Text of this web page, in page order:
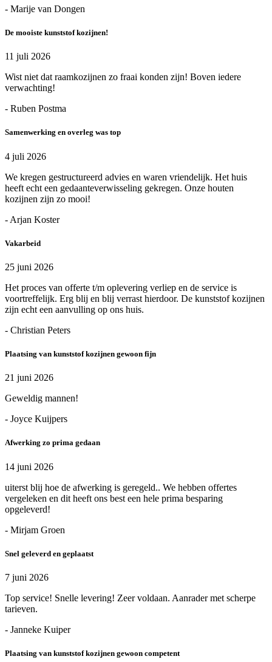
- Marije van Dongen
De mooiste kunststof kozijnen!
11 juli 2026
Wist niet dat raamkozijnen zo fraai konden zijn! Boven iedere
verwachting!
- Ruben Postma
Samenwerking en overleg was top
4 juli 2026
We kregen gestructureerd advies en waren vriendelijk. Het huis
heeft echt een gedaanteverwisseling gekregen. Onze houten
kozijnen zijn zo mooi!
- Arjan Koster
Vakarbeid
25 juni 2026
Het proces van offerte t/m oplevering verliep en de service is
voortreffelijk. Erg blij en blij verrast hierdoor. De kunststof kozijnen
zijn echt een aanvulling op ons huis.
- Christian Peters
Plaatsing van kunststof kozijnen gewoon fijn
21 juni 2026
Geweldig mannen!
- Joyce Kuijpers
Afwerking zo prima gedaan
14 juni 2026
uiterst blij hoe de afwerking is geregeld.. We hebben offertes
vergeleken en dit heeft ons best een hele prima besparing
opgeleverd!
- Mirjam Groen
Snel geleverd en geplaatst
7 juni 2026
Top service! Snelle levering! Zeer voldaan. Aanrader met scherpe
tarieven.
- Janneke Kuiper
Plaatsing van kunststof kozijnen gewoon competent